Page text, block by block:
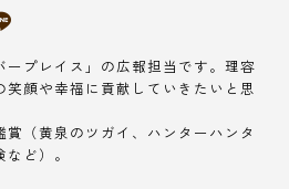
ープレイス」の広報担当です。理容
笑顔や幸福に貢献していきたいと思
（黄泉のツガイ、ハンターハンタ
ど）。